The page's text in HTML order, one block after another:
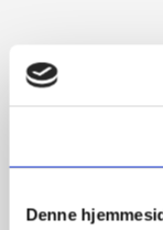
Denne